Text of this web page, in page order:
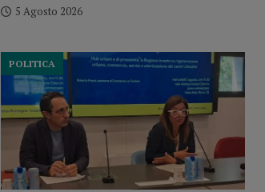
5 Agosto 2026
POLITICA